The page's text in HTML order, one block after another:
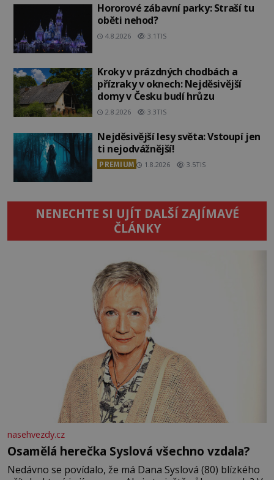
Hororové zábavní parky: Straší tu
oběti nehod?
4.8.2026 3.1TIS
Kroky v prázdných chodbách a
přízraky v oknech: Nejděsivější
domy v Česku budí hrůzu
2.8.2026 3.3TIS
Nejděsivější lesy světa: Vstoupí jen
ti nejodvážnější!
PREMIUM 1.8.2026 3.5TIS
NENECHTE SI UJÍT DALŠÍ ZAJÍMAVÉ
ČLÁNKY
nasehvezdy.cz
Osamělá herečka Syslová všechno vzdala?
Nedávno se povídalo, že má Dana Syslová (80) blízkého